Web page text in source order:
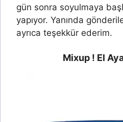
gün sonra soyulmaya
yapıyor. Yanında
ayrıca teşekkür ederim.
Mixup ! El